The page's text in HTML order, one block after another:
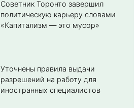
Советник Торонто завершил
политическую карьеру словами
«Капитализм — это мусор»
Уточнены правила выдачи
разрешений на работу для
иностранных специалистов